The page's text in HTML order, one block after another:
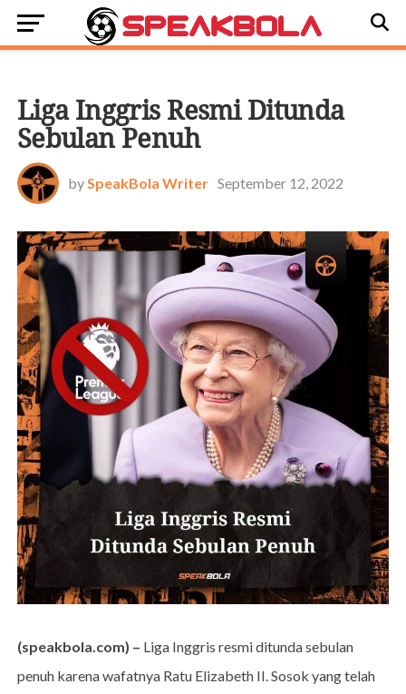
Liga Inggris Resmi Ditunda
Sebulan Penuh
bySpeakBola Writer September 12, 2022
(speakbola.com) – Liga Inggris resmi ditunda sebulan
penuh karena wafatnya Ratu Elizabeth II. Sosok yang telah